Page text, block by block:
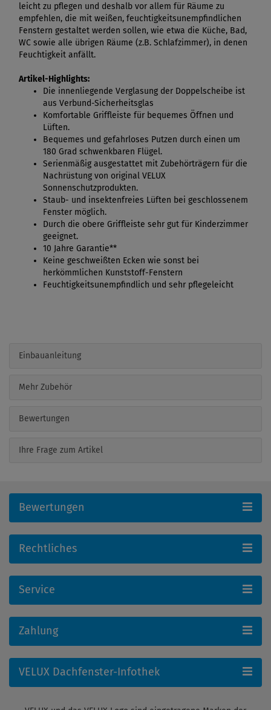
leicht zu pflegen und deshalb vor allem für Räume zu
empfehlen, die mit weißen, feuchtigkeitsunempfindlichen
Fenstern gestaltet werden sollen, wie etwa die Küche, Bad,
WC sowie alle übrigen Räume (z.B. Schlafzimmer), in denen
Feuchtigkeit anfällt.
Artikel-Highlights:
Die innenliegende Verglasung der Doppelscheibe ist
aus Verbund-Sicherheitsglas
Komfortable Griffleiste für bequemes Öffnen und
Lüften.
Bequemes und gefahrloses Putzen durch einen um
180 Grad schwenkbaren Flügel.
Serienmäßig ausgestattet mit Zubehörträgern für die
Nachrüstung von original VELUX
Sonnenschutzprodukten.
Staub- und insektenfreies Lüften bei geschlossenem
Fenster möglich.
Durch die obere Griffleiste sehr gut für Kinderzimmer
geeignet.
10 Jahre Garantie**
Keine geschweißten Ecken wie sonst bei
herkömmlichen Kunststoff-Fenstern
Feuchtigkeitsunempfindlich und sehr pflegeleicht
Einbauanleitung
Mehr Zubehör
Bewertungen
Ihre Frage zum Artikel
Bewertungen
Rechtliches
Service
Zahlung
VELUX Dachfenster-Infothek